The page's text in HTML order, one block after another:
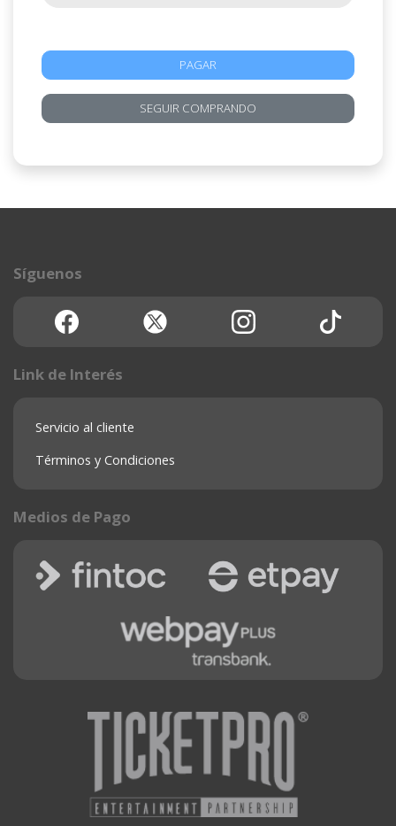
SEGUIR COMPRANDO
PAGAR
Síguenos
Link de Interés
Servicio al cliente
Términos y Condiciones
Medios de Pago